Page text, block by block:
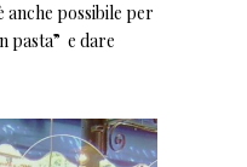
anche possibile per
pasta” e dare